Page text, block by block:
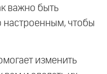
важно быть
настроенным, чтобы
изменить